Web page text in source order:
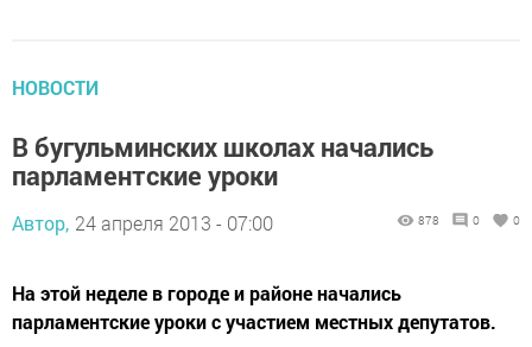
НОВОСТИ
В бугульминских школах начались
парламентские уроки
Автор, 24 апреля 2013 - 07:00 878 0 0
На этой неделе в городе и районе начались
парламентские уроки с участием местных депутатов.